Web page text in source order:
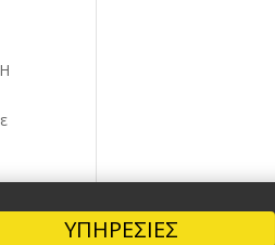
ΥΠΗΡΕΣΙΕΣ